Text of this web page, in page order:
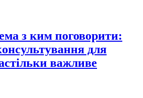
з ким поговорити:
для
важливе